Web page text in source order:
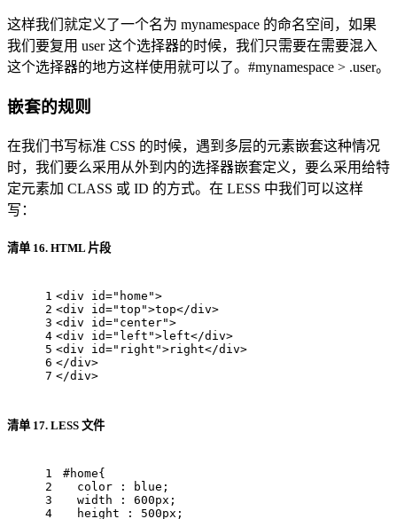
这样我们就定义了一个名为 mynamespace 的命名空间，如果
我们要复用 user 这个选择器的时候，我们只需要在需要混入
这个选择器的地方这样使用就可以了。#mynamespace > .user。
嵌套的规则
在我们书写标准 CSS 的时候，遇到多层的元素嵌套这种情况
时，我们要么采用从外到内的选择器嵌套定义，要么采用给特
定元素加 CLASS 或 ID 的方式。在 LESS 中我们可以这样
写：
清单 16. HTML 片段
1
2
3
4
5
6
7
<div id="home">
<div id="top">top</div>
<div id="center">
<div id="left">left</div>
<div id="right">right</div>
</div>
</div>
清单 17. LESS 文件
1
2
3
4
#home{
color : blue;
width : 600px ;
height : 500px ;